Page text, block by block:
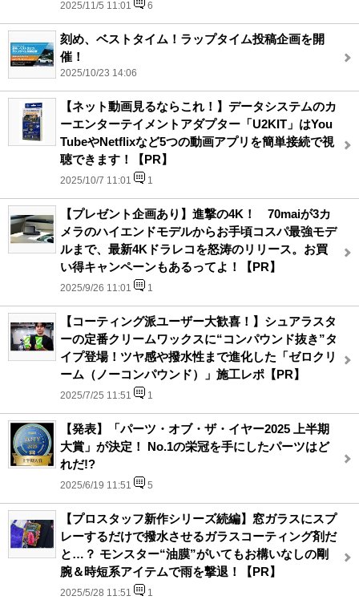
2025/11/5 11:01 6
刻め、ベストタイム！ラップタイム投稿企画を開
催！
2025/10/23 14:06
【ネット動画見るならこれ！】データシステムのカ
ーエンターテイメントアダプター「U2KIT」はYou
TubeやNetflixなど5つの動画アプリを簡単接続で視
聴できます！【PR】
2025/10/7 11:01 1
【プレゼント企画あり】進撃の4K！ 70maiが3カ
メラのハイエンドモデルからお手頃コスパ最強モデ
ルまで、最新4Kドラレコを怒涛のリリース。お買
い得キャンペーンもあるってよ！【PR】
2025/9/26 11:01 1
【コーティング派ユーザー大歓喜！】シュアラスタ
ーの定番クリームワックスに“コンパウンド抜き”タ
イプ登場！ツヤ感や撥水性まで進化した「ゼロクリ
ーム（ノーコンパウンド）」施工レポ【PR】
2025/7/25 11:51 1
【発表】「パーツ・オブ・ザ・イヤー2025 上半期
大賞」が決定！ No.1の栄冠を手にしたパーツはど
れだ!?
2025/6/19 11:51 5
【プロスタッフ新作シリーズ続編】窓ガラスにスプ
レーするだけで撥水させるガラスコーティング剤だ
と…？ モンスター“油膜”がいてもお構いなしの剛
腕＆時短系アイテムで雨を撃退！【PR】
2025/5/28 11:51 1